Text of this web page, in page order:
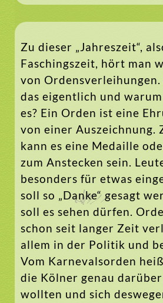
Zu dieser „Jahreszeit“,
Faschingszeit, hört man
von
das eigentlich und
es? Ein Orden ist eine
von einer Auszeichnung.
kann es eine Medaille
zum Anstecken sein.
besonders für etwas
soll so „Danke“ gesagt
soll es sehen dürfen.
schon seit langer Zeit
allem in der Politik und
Vom Karnevalsorden
die Kölner genau
wollten und sich